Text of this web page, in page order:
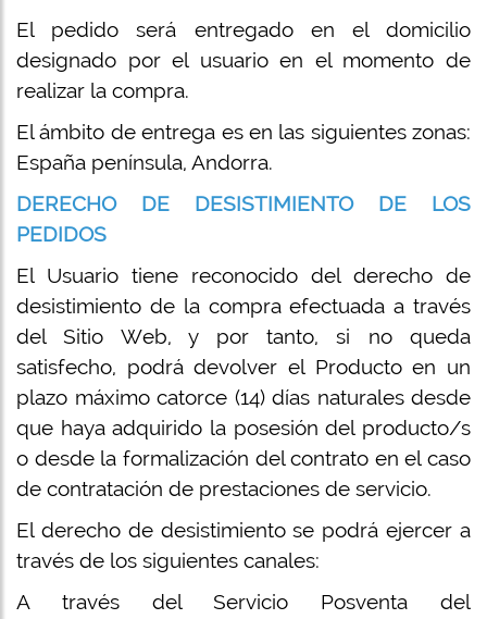
El pedido será entregado en el domicilio
designado por el usuario en el momento de
realizar la compra.
El ámbito de entrega es en las siguientes zonas:
España península, Andorra.
DERECHO DE DESISTIMIENTO DE LOS
PEDIDOS
El Usuario tiene reconocido del derecho de
desistimiento de la compra efectuada a través
del Sitio Web, y por tanto, si no queda
satisfecho, podrá devolver el Producto en un
plazo máximo catorce (14) días naturales desde
que haya adquirido la posesión del producto/s
o desde la formalización del contrato en el caso
de contratación de prestaciones de servicio.
El derecho de desistimiento se podrá ejercer a
través de los siguientes canales:
A través del Servicio Posventa del